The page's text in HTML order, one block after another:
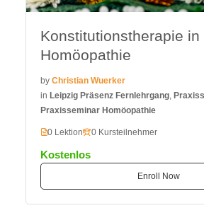
Konstitutionstherapie in
Homöopathie
by Christian Wuerker
in Leipzig Präsenz Fernlehrgang
Praxisseminar Homöopathie
0 Lektion 0 Kursteilnehmer
Kostenlos
Enroll Now